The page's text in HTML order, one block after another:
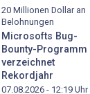
20 Millionen Dollar an
Belohnungen
Microsofts Bug-
Bounty-Programm
verzeichnet
Rekordjahr
07.08.2026 - 12:19 Uhr